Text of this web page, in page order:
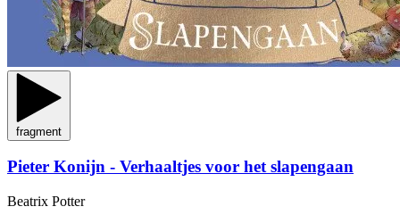
fragment
Pieter Konijn - Verhaaltjes voor het slapengaan
Beatrix Potter